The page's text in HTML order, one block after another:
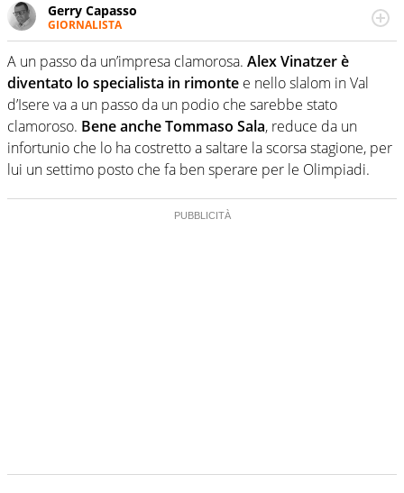
Gerry Capasso
GIORNALISTA
Per lui gli sport americani non hanno segreti: basket,
football, baseball e la capacità innata di trovare la notizia
dove altri non vedono granché
A un passo da un’impresa clamorosa. Alex Vinatzer è
diventato lo specialista in rimonte e nello slalom in Val
d’Isere va a un passo da un podio che sarebbe stato
clamoroso. Bene anche Tommaso Sala, reduce da un
infortunio che lo ha costretto a saltare la scorsa stagione, per
lui un settimo posto che fa ben sperare per le Olimpiadi.